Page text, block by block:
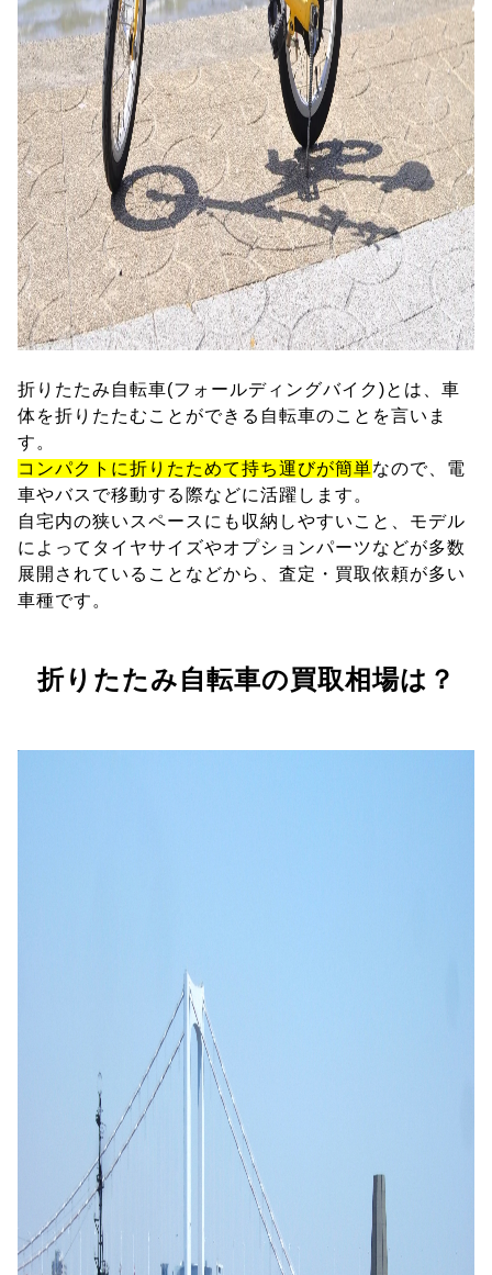
折りたたみ自転車(フォールディングバイク)とは、車
体を折りたたむことができる自転車のことを言いま
す。
コンパクトに折りたためて持ち運びが簡単なので、電
車やバスで移動する際などに活躍します。
自宅内の狭いスペースにも収納しやすいこと、モデル
によってタイヤサイズやオプションパーツなどが多数
展開されていることなどから、査定・買取依頼が多い
車種です。
折りたたみ自転車の買取相場は？